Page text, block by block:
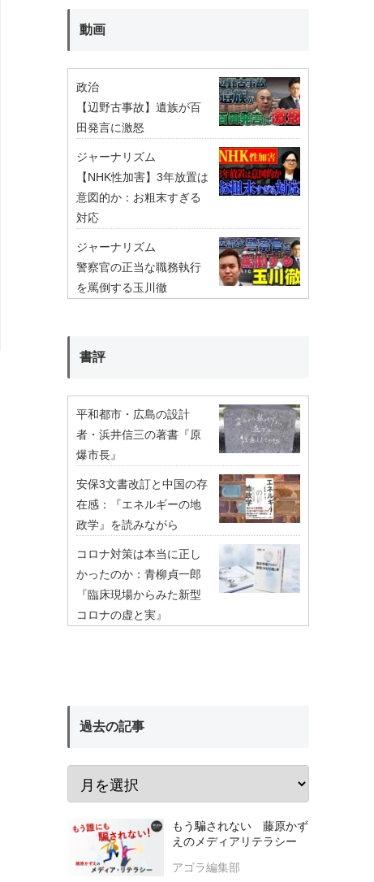
動画
政治
【辺野古事故】遺族が百
田発言に激怒
ジャーナリズム
【NHK性加害】3年放置は
意図的か：お粗末すぎる
対応
ジャーナリズム
警察官の正当な職務執行
を罵倒する玉川徹
書評
平和都市・広島の設計
者・浜井信三の著書『原
爆市長』
安保3文書改訂と中国の存
在感：『エネルギーの地
政学』を読みながら
コロナ対策は本当に正し
かったのか：青柳貞一郎
『臨床現場からみた新型
コロナの虚と実』
過去の記事
もう騙されない 藤原かず
えのメディアリテラシー
アゴラ編集部